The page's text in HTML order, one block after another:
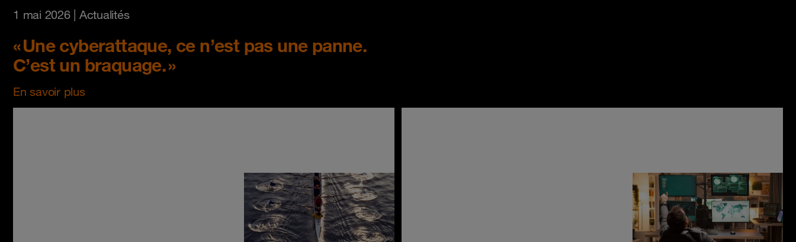
1 mai 2026| Actualités
« Une cyberattaque, ce n’est pas une panne.
C’est un braquage. »
En savoir plus